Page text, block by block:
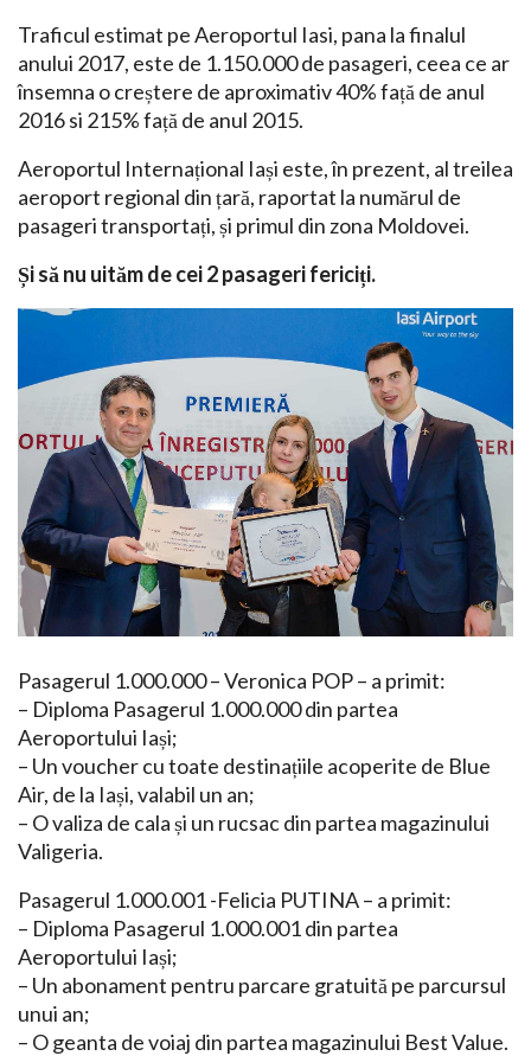
Traficul estimat pe Aeroportul Iasi, pana la finalul
anului 2017, este de 1.150.000 de pasageri, ceea ce ar
însemna o creștere de aproximativ 40% față de anul
2016 si 215% față de anul 2015.
Aeroportul Internațional Iași este, în prezent, al treilea
aeroport regional din țară, raportat la numărul de
pasageri transportați, și primul din zona Moldovei.
Și să nu uităm de cei 2 pasageri fericiți.
Pasagerul 1.000.000 – Veronica POP – a primit:
– Diploma Pasagerul 1.000.000 din partea
Aeroportului Iași;
– Un voucher cu toate destinațiile acoperite de Blue
Air, de la Iași, valabil un an;
– O valiza de cala și un rucsac din partea magazinului
Valigeria.
Pasagerul 1.000.001 -Felicia PUTINA – a primit:
– Diploma Pasagerul 1.000.001 din partea
Aeroportului Iași;
– Un abonament pentru parcare gratuită pe parcursul
unui an;
– O geanta de voiaj din partea magazinului Best Value.